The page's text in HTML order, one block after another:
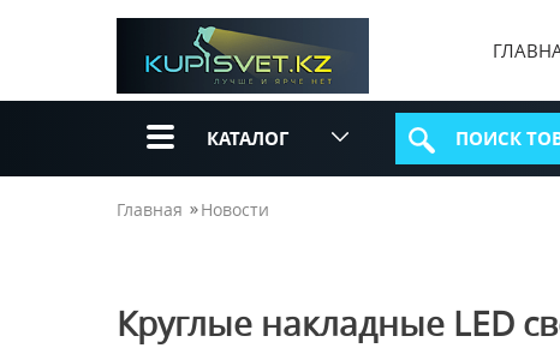
КАТАЛОГ
Главная Новости
Круглые накладные LED